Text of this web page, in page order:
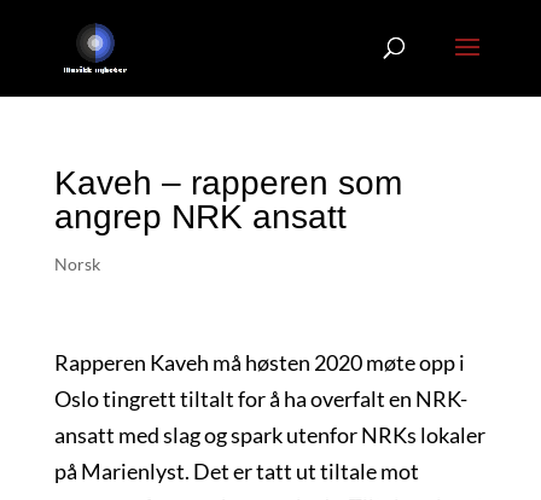
Kaveh – rapperen som
angrep NRK ansatt
Norsk
Rapperen Kaveh må høsten 2020 møte opp i
Oslo tingrett tiltalt for å ha overfalt en NRK-
ansatt med slag og spark utenfor NRKs lokaler
på Marienlyst. Det er tatt ut tiltale mot